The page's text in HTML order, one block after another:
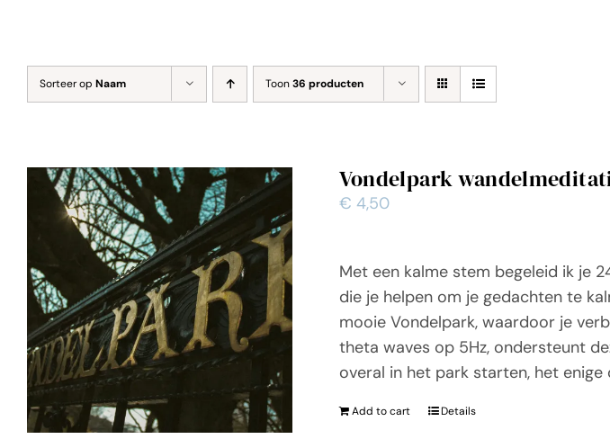
Sorteer op Naam Toon36 producten
Vondelpark
€ 4,50
Met een kalme stem begeleid ik je
die je helpen om je gedachten te
mooie Vondelpark, waardoor je
theta waves op 5Hz, ondersteunt
overal in het park starten, het
Add to cart Details